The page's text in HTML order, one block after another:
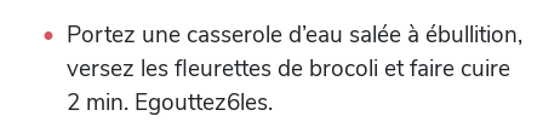
Portez une casserole d’eau salée à ébullition,
versez les fleurettes de brocoli et faire cuire
2 min. Egouttez6les.